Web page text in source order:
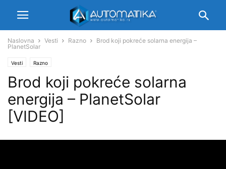
Naslovna Vesti Razno
Brod koji pokreće solarna energija –
PlanetSolar
Vesti Razno
Brod koji pokreće solarna
energija – PlanetSolar
[VIDEO]